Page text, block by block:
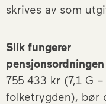
skrives av som
Slik fungerer
pensjonsordningen
755 433 kr (7,1 G
folketrygden), bør